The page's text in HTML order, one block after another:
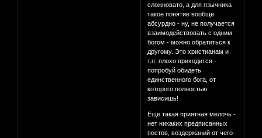
сложновато, а для язычника
такое понятие вообще
абсурдно - ну, не получается
взаимодействовать с одним
богом - можно обратиться к
другому. Это христианам и
т.п. плохо приходится -
попробуй обидеть
единственного бога, от
которого полностью
зависишь!
Еще такая приятная мелочь -
нет никаких предписанных
постов, воздержаний от чего-